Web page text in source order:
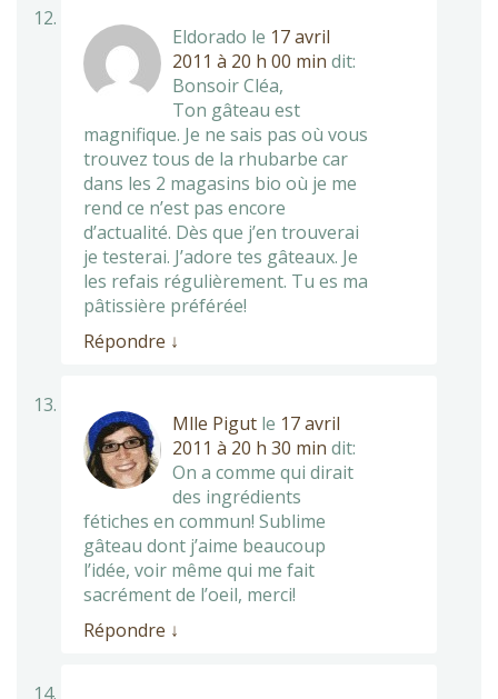
Eldorado le 17 avril
2011 à 20 h 00 min dit:
Bonsoir Cléa,
Ton gâteau est
magnifique. Je ne sais pas où vous
trouvez tous de la rhubarbe car
dans les 2 magasins bio où je me
rend ce n’est pas encore
d’actualité. Dès que j’en trouverai
je testerai. J’adore tes gâteaux. Je
les refais régulièrement. Tu es ma
pâtissière préférée!
Répondre ↓
Mlle Pigut le 17 avril
2011 à 20 h 30 min dit:
On a comme qui dirait
des ingrédients
fétiches en commun! Sublime
gâteau dont j’aime beaucoup
l’idée, voir même qui me fait
sacrément de l’oeil, merci!
Répondre ↓